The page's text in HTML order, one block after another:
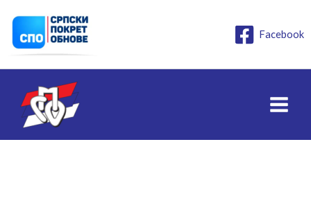
садржај
Facebook